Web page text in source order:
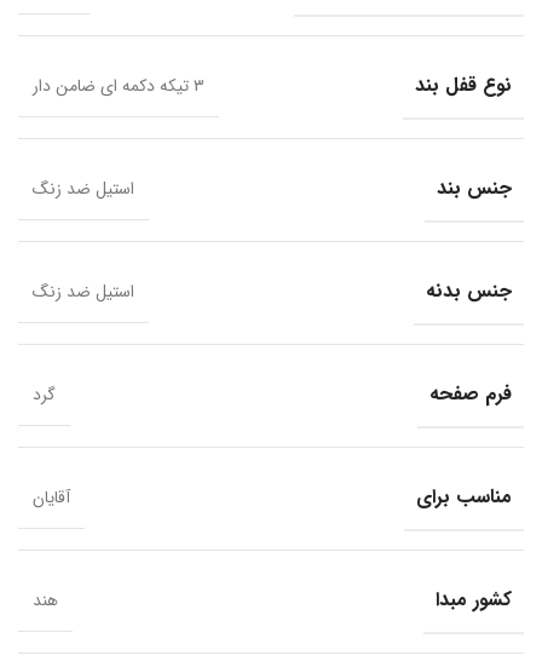
نوع قفل بند ۳ تیکه دکمه ای ضامن دار
جنس بند استیل ضد زنگ
جنس بدنه استیل ضد زنگ
فرم صفحه گرد
مناسب برای آقایان
کشور مبدا هند